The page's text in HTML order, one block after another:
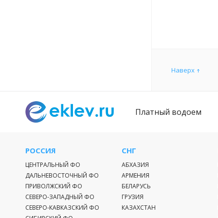
пригородном
Наличие в
рыбалки.
акватория
форель,
Наверх
Платный водоем
РОССИЯ
ЦЕНТРАЛЬНЫЙ ФО
ДАЛЬНЕВОСТОЧНЫЙ ФО
ПРИВОЛЖСКИЙ ФО
СЕВЕРО-ЗАПАДНЫЙ ФО
СЕВЕРО-КАВКАЗСКИЙ ФО
СНГ
АБХАЗИЯ
АРМЕНИЯ
БЕЛАРУСЬ
ГРУЗИЯ
КАЗАХСТАН